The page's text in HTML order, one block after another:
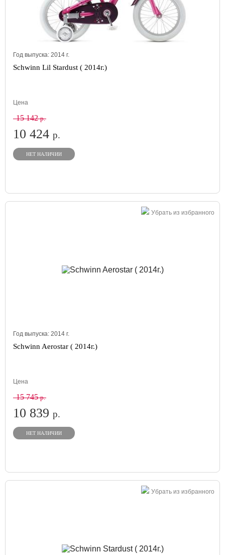
Год выпуска: 2014 г.
Schwinn Lil Stardust ( 2014г.)
Цена
15 142р.
10 424 р.
НЕТ НАЛИЧИИ
Убрать из избранного
Год выпуска: 2014 г.
Schwinn Aerostar ( 2014г.)
Цена
15 745р.
10 839 р.
НЕТ НАЛИЧИИ
Убрать из избранного